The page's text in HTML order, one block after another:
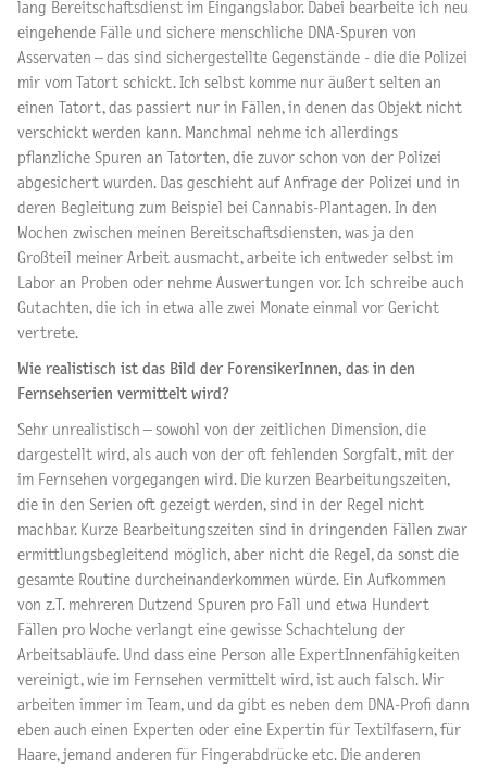
lang Bereitschaftsdienst im Eingangslabor. Dabei bearbeite ich neu
eingehende Fälle und sichere menschliche DNA-Spuren von
Asservaten – das sind sichergestellte Gegenstände - die die Polizei
mir vom Tatort schickt. Ich selbst komme nur äußert selten an
einen Tatort, das passiert nur in Fällen, in denen das Objekt nicht
verschickt werden kann. Manchmal nehme ich allerdings
pflanzliche Spuren an Tatorten, die zuvor schon von der Polizei
abgesichert wurden. Das geschieht auf Anfrage der Polizei und in
deren Begleitung zum Beispiel bei Cannabis-Plantagen. In den
Wochen zwischen meinen Bereitschaftsdiensten, was ja den
Großteil meiner Arbeit ausmacht, arbeite ich entweder selbst im
Labor an Proben oder nehme Auswertungen vor. Ich schreibe auch
Gutachten, die ich in etwa alle zwei Monate einmal vor Gericht
vertrete.
Wie realistisch ist das Bild der ForensikerInnen, das in den
Fernsehserien vermittelt wird?
Sehr unrealistisch – sowohl von der zeitlichen Dimension, die
dargestellt wird, als auch von der oft fehlenden Sorgfalt, mit der
im Fernsehen vorgegangen wird. Die kurzen Bearbeitungszeiten,
die in den Serien oft gezeigt werden, sind in der Regel nicht
machbar. Kurze Bearbeitungszeiten sind in dringenden Fällen zwar
ermittlungsbegleitend möglich, aber nicht die Regel, da sonst die
gesamte Routine durcheinanderkommen würde. Ein Aufkommen
von z.T. mehreren Dutzend Spuren pro Fall und etwa Hundert
Fällen pro Woche verlangt eine gewisse Schachtelung der
Arbeitsabläufe. Und dass eine Person alle ExpertInnenfähigkeiten
vereinigt, wie im Fernsehen vermittelt wird, ist auch falsch. Wir
arbeiten immer im Team, und da gibt es neben dem DNA-Profi dann
eben auch einen Experten oder eine Expertin für Textilfasern, für
Haare, jemand anderen für Fingerabdrücke etc. Die anderen